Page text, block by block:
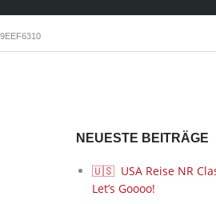
NEUESTE BEITRÄGE
🇺🇸 USA Reise NR
Let’s Goooo!